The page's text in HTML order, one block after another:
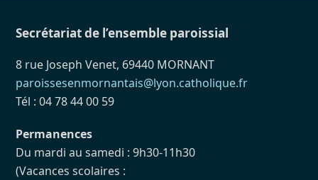
Secrétariat de l’ensemble paroissial
8 rue Joseph Venet, 69440 MORNANT
paroissesenmornantais@lyon.catholique.fr
Tél : 04 78 44 00 59
Permanences
Du mardi au samedi : 9h30-11h30
(Vacances scolaires :